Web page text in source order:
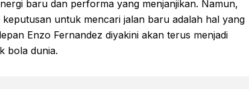
baru dan performa yang menjanjikan. Namun,
untuk mencari jalan baru adalah hal yang
Enzo Fernandez diyakini akan terus menjadi
bola dunia.